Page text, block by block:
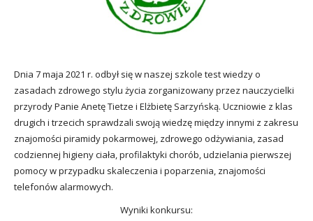
Dnia 7 maja 2021 r. odbył się w naszej szkole test wiedzy o
zasadach zdrowego stylu życia zorganizowany przez nauczycielki
przyrody Panie Anetę Tietze i Elżbietę Sarzyńską. Uczniowie z klas
drugich i trzecich sprawdzali swoją wiedzę między innymi z zakresu
znajomości piramidy pokarmowej, zdrowego odżywiania, zasad
codziennej higieny ciała, profilaktyki chorób, udzielania pierwszej
pomocy w przypadku skaleczenia i poparzenia, znajomości
telefonów alarmowych.
Wyniki konkursu: